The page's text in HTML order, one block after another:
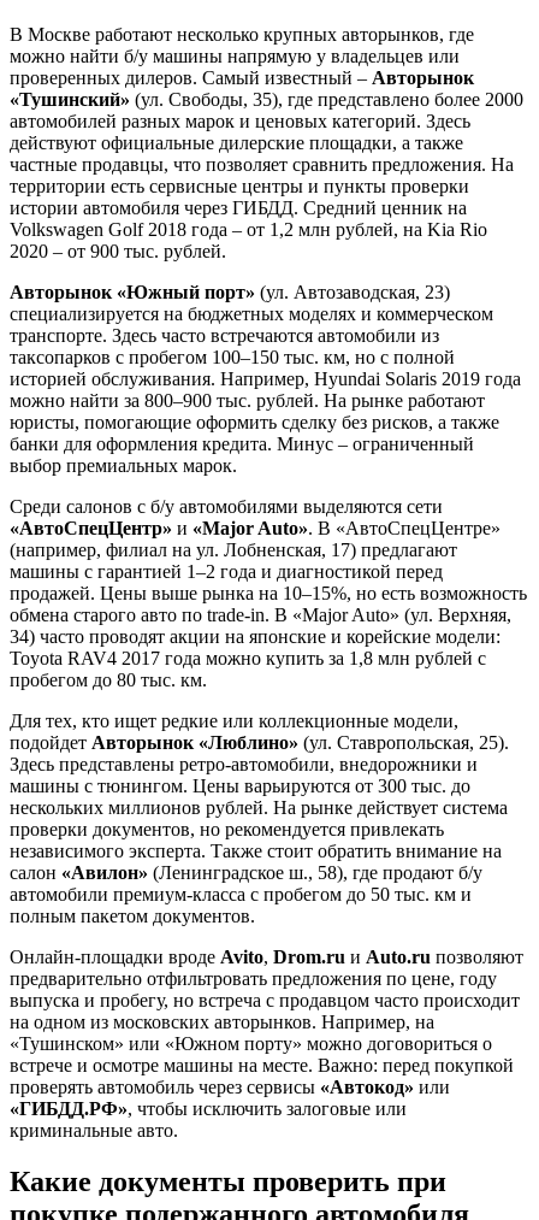
В Москве работают несколько крупных авторынков, где
можно найти б/у машины напрямую у владельцев или
проверенных дилеров. Самый известный – Авторынок
«Тушинский» (ул. Свободы, 35), где представлено более 2000
автомобилей разных марок и ценовых категорий. Здесь
действуют официальные дилерские площадки, а также
частные продавцы, что позволяет сравнить предложения. На
территории есть сервисные центры и пункты проверки
истории автомобиля через ГИБДД. Средний ценник на
Volkswagen Golf 2018 года – от 1,2 млн рублей, на Kia Rio
2020 – от 900 тыс. рублей.
Авторынок «Южный порт» (ул. Автозаводская, 23)
специализируется на бюджетных моделях и коммерческом
транспорте. Здесь часто встречаются автомобили из
таксопарков с пробегом 100–150 тыс. км, но с полной
историей обслуживания. Например, Hyundai Solaris 2019 года
можно найти за 800–900 тыс. рублей. На рынке работают
юристы, помогающие оформить сделку без рисков, а также
банки для оформления кредита. Минус – ограниченный
выбор премиальных марок.
Среди салонов с б/у автомобилями выделяются сети
«АвтоСпецЦентр» и «Major Auto». В «АвтоСпецЦентре»
(например, филиал на ул. Лобненская, 17) предлагают
машины с гарантией 1–2 года и диагностикой перед
продажей. Цены выше рынка на 10–15%, но есть возможность
обмена старого авто по trade-in. В «Major Auto» (ул. Верхняя,
34) часто проводят акции на японские и корейские модели:
Toyota RAV4 2017 года можно купить за 1,8 млн рублей с
пробегом до 80 тыс. км.
Для тех, кто ищет редкие или коллекционные модели,
подойдет Авторынок «Люблино» (ул. Ставропольская, 25).
Здесь представлены ретро-автомобили, внедорожники и
машины с тюнингом. Цены варьируются от 300 тыс. до
нескольких миллионов рублей. На рынке действует система
проверки документов, но рекомендуется привлекать
независимого эксперта. Также стоит обратить внимание на
салон «Авилон» (Ленинградское ш., 58), где продают б/у
автомобили премиум-класса с пробегом до 50 тыс. км и
полным пакетом документов.
Онлайн-площадки вроде Avito, Drom.ru и Auto.ru позволяют
предварительно отфильтровать предложения по цене, году
выпуска и пробегу, но встреча с продавцом часто происходит
на одном из московских авторынков. Например, на
«Тушинском» или «Южном порту» можно договориться о
встрече и осмотре машины на месте. Важно: перед покупкой
проверять автомобиль через сервисы «Автокод» или
«ГИБДД.РФ», чтобы исключить залоговые или
криминальные авто.
Какие документы проверить при
покупке подержанного автомобиля